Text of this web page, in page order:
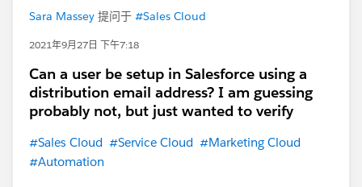
Sara Massey 提问于 #Sales Cloud
2021年9月27日 下午7:18
Can a user be setup in Salesforce using a
distribution email address? I am guessing
probably not, but just wanted to verify
#Sales Cloud #Service Cloud #Marketing Cloud
#Automation